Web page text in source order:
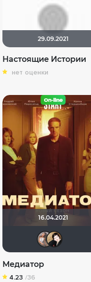
29.09.2021
Настоящие Истории
нет оценки
16.04.2021
Медиатор
4.23 /36